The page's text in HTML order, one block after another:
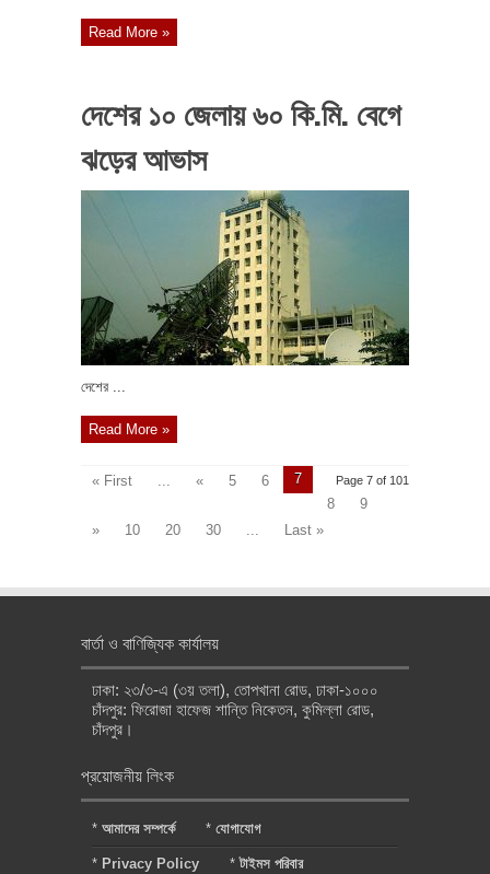
Read More »
দেশের ১০ জেলায় ৬০ কি.মি. বেগে
ঝড়ের আভাস
দেশের ...
Read More »
Page 7 of 101
« First « 5 6
7
8
9
»
10 20 30 Last »
বার্তা ও বাণিজ্যিক কার্যালয়
ঢাকা: ২৩/৩-এ (৩য় তলা), তোপখানা রোড, ঢাকা-১০০০
চাঁদপুর: ফিরোজা হাফেজ শান্তি নিকেতন, কুমিল্লা রোড,
চাঁদপুর।
প্রয়োজনীয় লিংক
* আমাদের সম্পর্কে * যোগাযোগ
* Privacy Policy *টাইমস পরিবার